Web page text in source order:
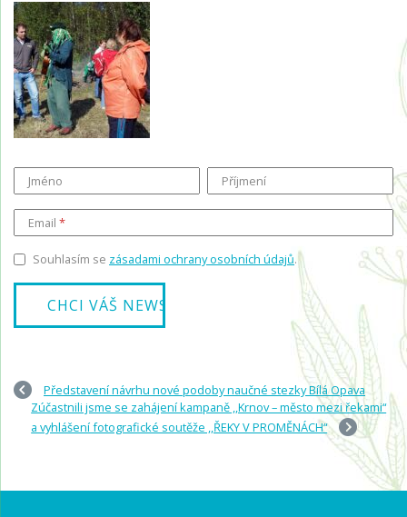
Jméno Příjmení
Email
Souhlasím se zásadami ochrany osobních údajů.
Představení návrhu nové podoby naučné stezky Bílá Opava
Zúčastnili jsme se zahájení kampaně ,,Krnov – město mezi řekami“
a vyhlášení fotografické soutěže ,,ŘEKY V PROMĚNÁCH“